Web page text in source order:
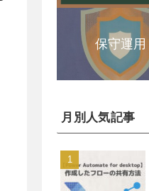
保守運用
月別人気記事